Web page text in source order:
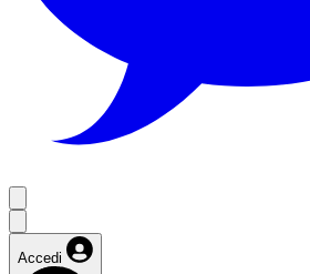
Accedi